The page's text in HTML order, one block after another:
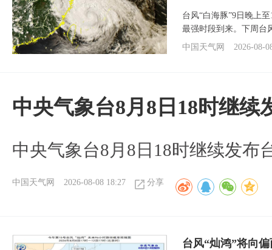
台风“白海豚”9日晚上
最强时段到来。下周台
中国天气网
2026-08-
中央气象台8月8日18时继续
中央气象台8月8日18时继续发布
中国天气网 2026-08-08 18:27 分享
台风“灿鸿”将向